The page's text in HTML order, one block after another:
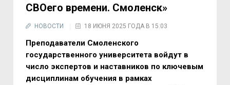
СВОего времени. Смоленск»
НОВОСТИ 18 ИЮНЯ 2025 ГОДА В 15:03
Преподаватели Смоленского
государственного университета войдут в
число экспертов и наставников по ключевым
дисциплинам обучения в рамках